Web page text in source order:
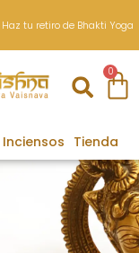
Haz tu retiro de Bhakti Yoga
0
Inciensos Tienda